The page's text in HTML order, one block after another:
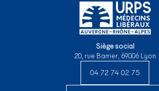
Siège social
20, rue Barrier, 69006 Lyon
04 72 74 02 75